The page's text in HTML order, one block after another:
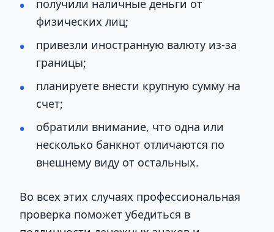
получили наличные деньги от
физических лиц;
привезли иностранную валюту из-за
границы;
планируете внести крупную сумму на
счет;
обратили внимание, что одна или
несколько банкнот отличаются по
внешнему виду от остальных.
Во всех этих случаях профессиональная
проверка поможет убедиться в